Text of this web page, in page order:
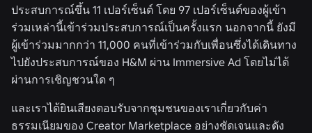
ประสบการณ์ขึ้น 11 เปอร์เซ็นต์ โดย 97 เปอร์เซ็นต์ของผู้เข้า
ร่วมเหล่านี้เข้าร่วมประสบการณ์เป็นครั้งแรก นอกจากนี้ ยังมี
ผู้เข้าร่วมมากกว่า 11,000 คนที่เข้าร่วมกับเพื่อนซึ่งได้เดินทาง
ไปยังประสบการณ์ของ H&M ผ่าน Immersive Ad โดยไม่ได้
ผ่านการเชิญชวนใด ๆ
และเราได้ยินเสียงตอบรับจากชุมชนของเราเกี่ยวกับค่า
ธรรมเนียมของ Creator Marketplace อย่างชัดเจนและดัง